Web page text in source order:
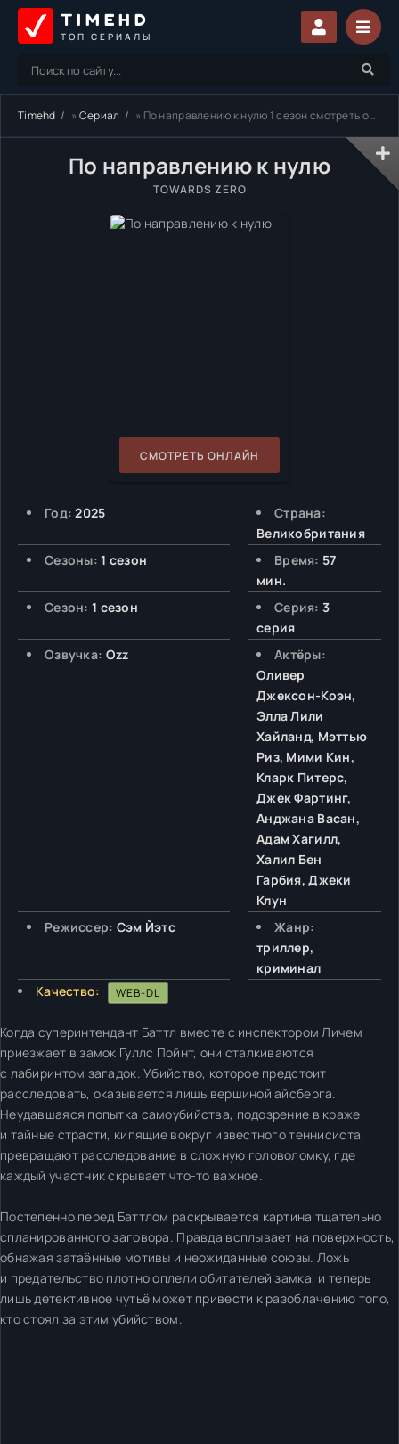
TIMEHD
ТОП СЕРИАЛЫ
Timehd »Сериал » По направлению к нулю 1 сезон смотреть онлайн бесплатно
По направлению к нулю
TOWARDS ZERO
СМОТРЕТЬ ОНЛАЙН
Год: 2025
Страна:
Великобритания
Сезоны: 1 сезон Время: 57
мин.
Сезон: 1 сезон Серия: 3
серия
Озвучка: Ozz
Актёры:
Оливер
Джексон-Коэн,
Элла Лили
Хайланд, Мэттью
Риз, Мими Кин,
Кларк Питерс,
Джек Фартинг,
Анджана Васан,
Адам Хагилл,
Халил Бен
Гарбия, Джеки
Клун
Режиссер: Сэм Йэтс
Жанр:
триллер,
криминал
Качество:
WEB-DL
Когда суперинтендант Баттл вместе с инспектором Личем
приезжает в замок Гуллс Пойнт, они сталкиваются
с лабиринтом загадок. Убийство, которое предстоит
расследовать, оказывается лишь вершиной айсберга.
Неудавшаяся попытка самоубийства, подозрение в краже
и тайные страсти, кипящие вокруг известного теннисиста,
превращают расследование в сложную головоломку, где
каждый участник скрывает что-то важное.
Постепенно перед Баттлом раскрывается картина тщательно
спланированного заговора. Правда всплывает на поверхность,
обнажая затаённые мотивы и неожиданные союзы. Ложь
и предательство плотно оплели обитателей замка, и теперь
лишь детективное чутьё может привести к разоблачению того,
кто стоял за этим убийством.